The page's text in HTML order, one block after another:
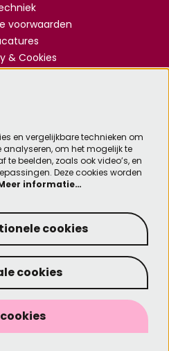
voorwaarden
& Cookies
de nieuwsbrief
Theater
en vergelijkbare technieken om
om het mogelijk te
beelden, zoals ook video’s, en
Deze cookies worden
informatie…
cookies
cookies